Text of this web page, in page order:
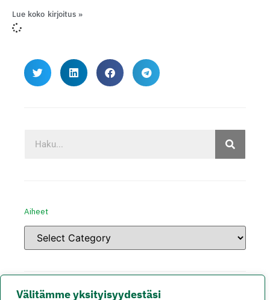
Välitämme yksityisyydestäsi
Lue koko kirjoitus »
Aiheet